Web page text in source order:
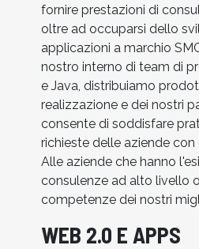
fornire prestazioni di
oltre ad occuparsi dello
applicazioni a marchio
nostro interno di team di
e Java, distribuiamo
realizzazione e dei nostri
consente di soddisfare
richieste delle aziende
Alle aziende che hanno
consulenze ad alto livello
competenze dei nostri
WEB 2.0 E APPS